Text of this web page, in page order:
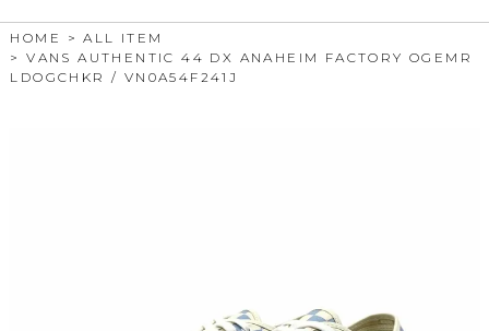
HOME
ALL ITEM
VANS AUTHENTIC 44 DX ANAHEIM FACTORY OGEMR
LDOGCHKR / VN0A54F241J